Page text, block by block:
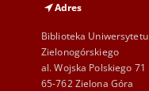
Adres
Biblioteka Uniwersytetu
Zielonogórskiego
al. Wojska Polskiego 71
65-762 Zielona Góra